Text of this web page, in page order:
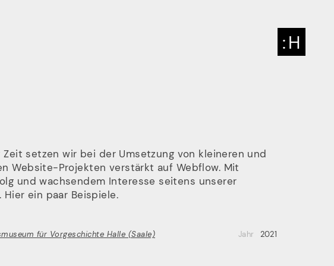
: H
Jahr 2021
für Vorgeschichte Halle (Saale)
Zeit setzen wir bei der Umsetzung von kleineren und
Website-Projekten verstärkt auf Webflow. Mit
und wachsendem Interesse seitens unserer
Hier ein paar Beispiele.
HENKELHIEDL
Unser Newsletter
Hol’ ihn dir!